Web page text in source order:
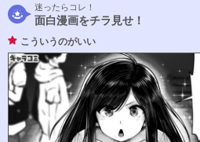
迷ったらコレ！
面白漫画をチラ見せ！
こういうのがいい